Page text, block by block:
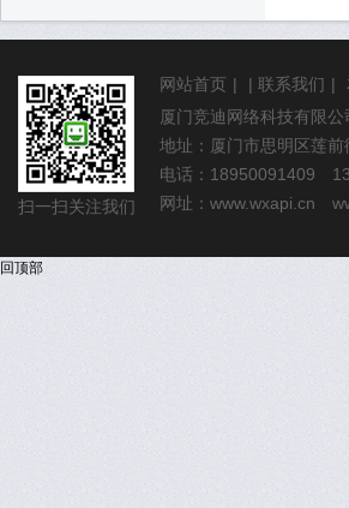
扫一扫关注我们
网站首页 | | 联系我们 |
厦门竞迪网络科技有限公
地址：厦门市思明区莲
电话：18950091409
网址： www.wxapi.cn
回顶部